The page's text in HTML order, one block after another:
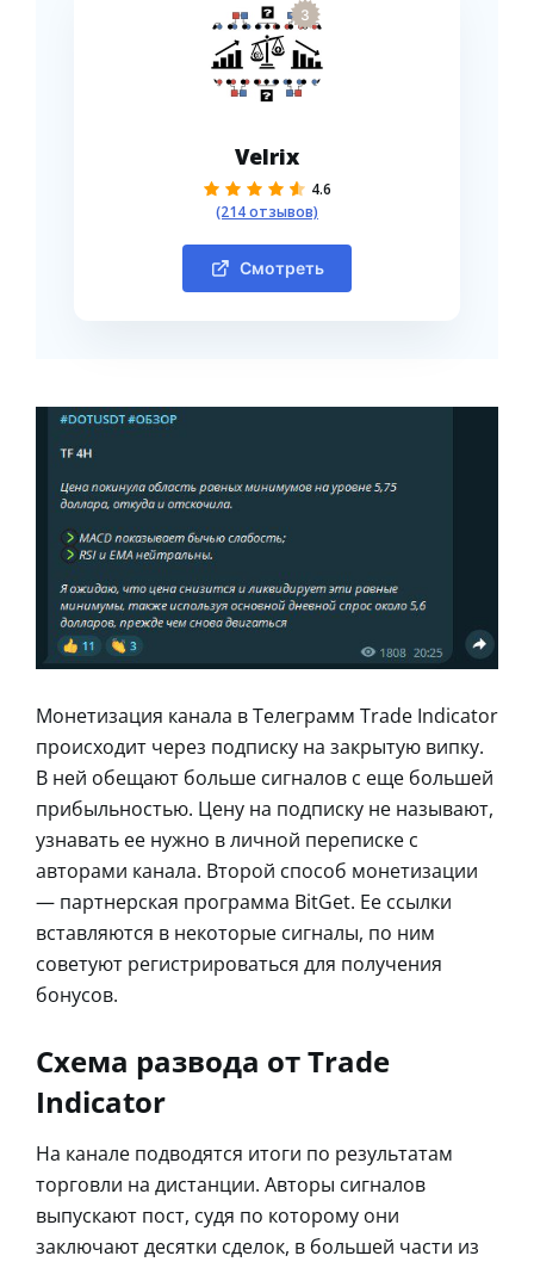
3
Velrix
4.6
(214 отзывов)
Смотреть
Монетизация канала в Телеграмм Trade Indicator
происходит через подписку на закрытую випку.
В ней обещают больше сигналов с еще большей
прибыльностью. Цену на подписку не называют,
узнавать ее нужно в личной переписке с
авторами канала. Второй способ монетизации
— партнерская программа BitGet. Ее ссылки
вставляются в некоторые сигналы, по ним
советуют регистрироваться для получения
бонусов.
Схема развода от Trade
Indicator
На канале подводятся итоги по результатам
торговли на дистанции. Авторы сигналов
выпускают пост, судя по которому они
заключают десятки сделок, в большей части из